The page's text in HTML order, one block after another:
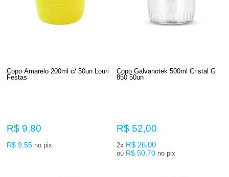
Copo Amarelo 200ml c/ 50un Louri
Festas
R$ 9,80
R$ 9,55 no pix
Copo Galvanotek 500ml Cristal G
850 50un
R$ 52,00
2x R$ 26,00
ou R$ 50,70 no pix